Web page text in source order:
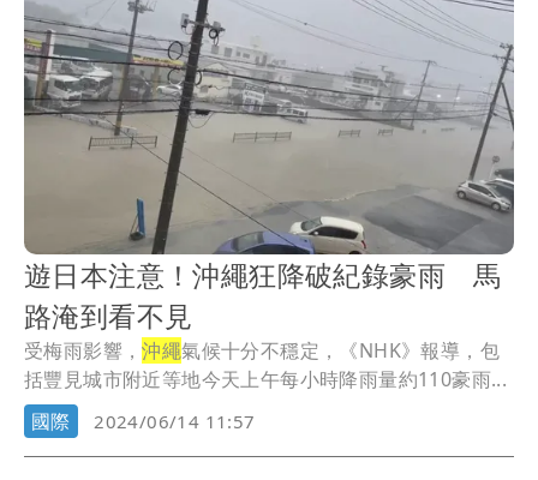
遊日本注意！沖繩狂降破紀錄豪雨 馬
路淹到看不見
受梅雨影響，沖繩氣候十分不穩定，《NHK》報導，包
括豐見城市附近等地今天上午每小時降雨量約110豪雨...
國際
2024/06/14 11:57